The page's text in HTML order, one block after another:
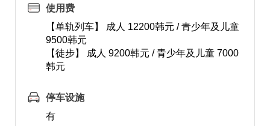
使用费
【单轨列车】 成人 12200韩元 / 青少年及儿童
9500韩元
【徒步】 成人 9200韩元 / 青少年及儿童 7000
韩元
停车设施
有